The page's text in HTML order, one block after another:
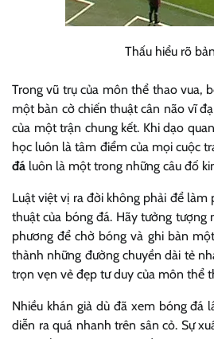
Thấu hiểu rõ
Trong vũ trụ của môn thể thao vua,
một bàn cờ chiến thuật cân não vĩ
của một trận chung kết. Khi dạo
học luôn là tâm điểm của mọi cuộc
đá luôn là một trong những câu đố
Luật việt vị ra đời không phải để
thuật của bóng đá. Hãy tưởng tượng
phương để chờ bóng và ghi bàn
thành những đường chuyền dài tẻ
trọn vẹn vẻ đẹp tư duy của môn thể
Nhiều khán giả dù đã xem bóng
diễn ra quá nhanh trên sân cỏ. Sự